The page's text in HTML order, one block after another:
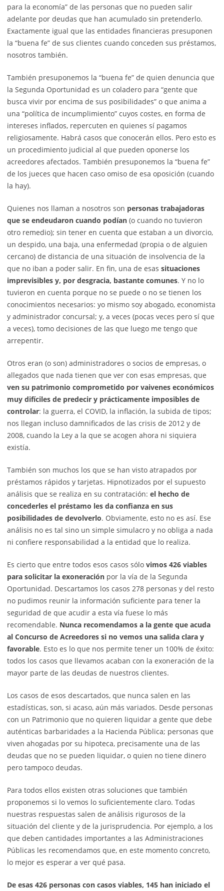
para la economía” de las personas que no pueden salir
adelante por deudas que han acumulado sin pretenderlo.
Exactamente igual que las entidades financieras presuponen
la “buena fe” de sus clientes cuando conceden sus préstamos,
nosotros también.
También presuponemos la “buena fe” de quien denuncia que
la Segunda Oportunidad es un coladero para “gente que
busca vivir por encima de sus posibilidades” o que anima a
una “política de incumplimiento” cuyos costes, en forma de
intereses inflados, repercuten en quienes sí pagamos
religiosamente. Habrá casos que conocerán ellos. Pero esto es
un procedimiento judicial al que pueden oponerse los
acreedores afectados. También presuponemos la “buena fe”
de los jueces que hacen caso omiso de esa oposición (cuando
la hay).
Quienes nos llaman a nosotros son personas trabajadoras
que se endeudaron cuando podían (o cuando no tuvieron
otro remedio); sin tener en cuenta que estaban a un divorcio,
un despido, una baja, una enfermedad (propia o de alguien
cercano) de distancia de una situación de insolvencia de la
que no iban a poder salir. En fin, una de esas situaciones
imprevisibles y, por desgracia, bastante comunes. Y no lo
tuvieron en cuenta porque no se puede o no se tienen los
conocimientos necesarios: yo mismo soy abogado, economista
y administrador concursal; y, a veces (pocas veces pero sí que
a veces), tomo decisiones de las que luego me tengo que
arrepentir.
Otros eran (o son) administradores o socios de empresas, o
allegados que nada tienen que ver con esas empresas, que
ven su patrimonio comprometido por vaivenes económicos
muy difíciles de predecir y prácticamente imposibles de
controlar: la guerra, el COVID, la inflación, la subida de tipos;
nos llegan incluso damnificados de las crisis de 2012 y de
2008, cuando la Ley a la que se acogen ahora ni siquiera
existía.
También son muchos los que se han visto atrapados por
préstamos rápidos y tarjetas. Hipnotizados por el supuesto
análisis que se realiza en su contratación: el hecho de
concederles el préstamo les da confianza en sus
posibilidades de devolverlo. Obviamente, esto no es así. Ese
análisis no es tal sino un simple simulacro y no obliga a nada
ni confiere responsabilidad a la entidad que lo realiza.
Es cierto que entre todos esos casos sólo vimos 426 viables
para solicitar la exoneración por la vía de la Segunda
Oportunidad. Descartamos los casos 278 personas y del resto
no pudimos reunir la información suficiente para tener la
seguridad de que acudir a esta vía fuese lo más
recomendable. Nunca recomendamos a la gente que acuda
al Concurso de Acreedores si no vemos una salida clara y
favorable. Esto es lo que nos permite tener un 100% de éxito:
todos los casos que llevamos acaban con la exoneración de la
mayor parte de las deudas de nuestros clientes.
Los casos de esos descartados, que nunca salen en las
estadísticas, son, si acaso, aún más variados. Desde personas
con un Patrimonio que no quieren liquidar a gente que debe
auténticas barbaridades a la Hacienda Pública; personas que
viven ahogadas por su hipoteca, precisamente una de las
deudas que no se pueden liquidar, o quien no tiene dinero
pero tampoco deudas.
Para todos ellos existen otras soluciones que también
proponemos si lo vemos lo suficientemente claro. Todas
nuestras respuestas salen de análisis rigurosos de la
situación del cliente y de la jurisprudencia. Por ejemplo, a los
que deben cantidades importantes a las Administraciones
Públicas les recomendamos que, en este momento concreto,
lo mejor es esperar a ver qué pasa.
De esas 426 personas con casos viables, 145 han iniciado el